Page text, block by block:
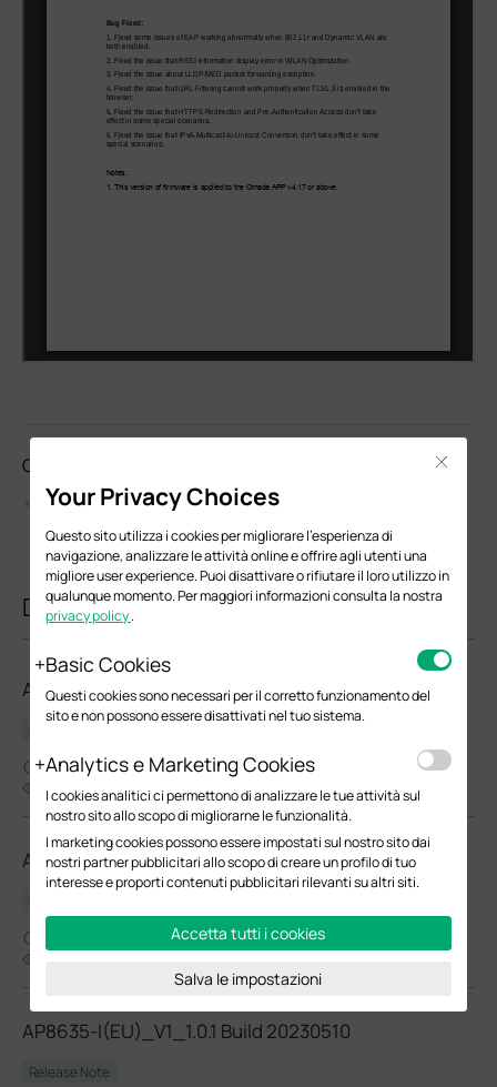
Come valuti questo documento?
Documenti correlati
AP8635-E(EU)_V1_1.1.0 Build 20241010
Release Note
11-22-2024
4912
AP9635(EU)_V1_1.1.0 Build 20241010
AP8635-I(EU)_V1_1.0.1 Build 20230510
Release Note
Your Privacy Choices
Questo sito utilizza i cookies per migliorare l'esperienza di
navigazione, analizzare le attività online e offrire agli utenti una
migliore user experience. Puoi disattivare o rifiutare il loro utilizzo in
qualunque momento. Per maggiori informazioni consulta la nostra
privacy policy.
Basic Cookies
Questi cookies sono necessari per il corretto funzionamento del
sito e non possono essere disattivati nel tuo sistema.
Analytics e Marketing Cookies
I cookies analitici ci permettono di analizzare le tue attività sul
nostro sito allo scopo di migliorarne le funzionalità.
I marketing cookies possono essere impostati sul nostro sito dai
nostri partner pubblicitari allo scopo di creare un profilo di tuo
interesse e proporti contenuti pubblicitari rilevanti su altri siti.
Accetta tutti i cookies
Salva le impostazioni
Close